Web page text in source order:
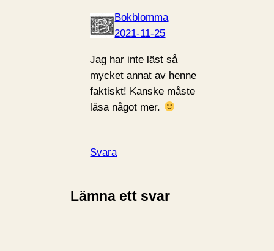
Bokblomma
2021-11-25
Jag har inte läst så
mycket annat av henne
faktiskt! Kanske måste
läsa något mer.
Svara
Lämna ett svar